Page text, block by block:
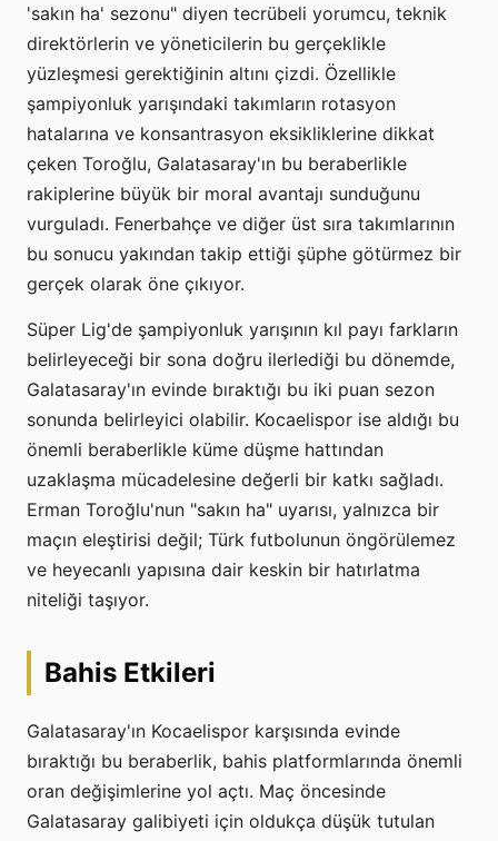
'sakın ha' sezonu" diyen tecrübeli yorumcu, teknik
direktörlerin ve yöneticilerin bu gerçeklikle
yüzleşmesi gerektiğinin altını çizdi. Özellikle
şampiyonluk yarışındaki takımların rotasyon
hatalarına ve konsantrasyon eksikliklerine dikkat
çeken Toroğlu, Galatasaray'ın bu beraberlikle
rakiplerine büyük bir moral avantajı sunduğunu
vurguladı. Fenerbahçe ve diğer üst sıra takımlarının
bu sonucu yakından takip ettiği şüphe götürmez bir
gerçek olarak öne çıkıyor.
Süper Lig'de şampiyonluk yarışının kıl payı farkların
belirleyeceği bir sona doğru ilerlediği bu dönemde,
Galatasaray'ın evinde bıraktığı bu iki puan sezon
sonunda belirleyici olabilir. Kocaelispor ise aldığı bu
önemli beraberlikle küme düşme hattından
uzaklaşma mücadelesine değerli bir katkı sağladı.
Erman Toroğlu'nun "sakın ha" uyarısı, yalnızca bir
maçın eleştirisi değil; Türk futbolunun öngörülemez
ve heyecanlı yapısına dair keskin bir hatırlatma
niteliği taşıyor.
Bahis Etkileri
Galatasaray'ın Kocaelispor karşısında evinde
bıraktığı bu beraberlik, bahis platformlarında önemli
oran değişimlerine yol açtı. Maç öncesinde
Galatasaray galibiyeti için oldukça düşük tutulan